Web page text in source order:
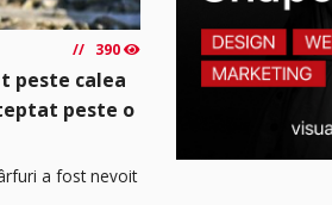
390
peste calea
peste o
a fost nevoit